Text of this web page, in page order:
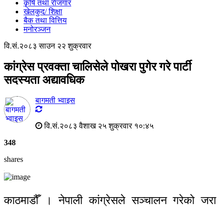
कृृषि तथा राेजगार
खेलकुद/ शिक्षा
बैक तथा वित्तिय
मनोरञ्जन
वि.सं.२०८३ साउन २२ शुक्रवार
कांग्रेस प्रवक्ता चालिसेले पोखरा पुगेर गरे पार्टी
सदस्यता अद्यावधिक
बागमती भ्वाइस
वि.सं.२०८३ वैशाख २५ शुक्रवार १०:४५
348
shares
काठमाडौँ । नेपाली कांग्रेसले सञ्चालन गरेको जरा